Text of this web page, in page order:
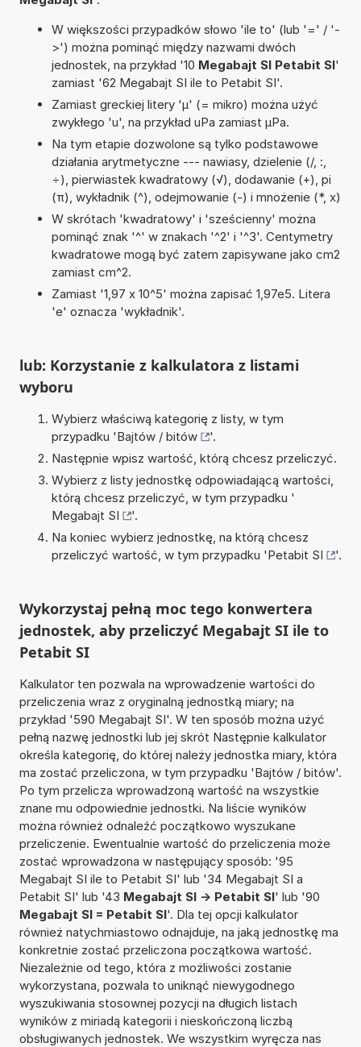
W większości przypadków słowo 'ile to' (lub '=' / '-
>') można pominąć między nazwami dwóch
jednostek, na przykład '10 Megabajt SI Petabit SI'
zamiast '62 Megabajt SI ile to Petabit SI'.
Zamiast greckiej litery 'µ' (= mikro) można użyć
zwykłego 'u', na przykład uPa zamiast µPa.
Na tym etapie dozwolone są tylko podstawowe
działania arytmetyczne --- nawiasy, dzielenie (/, :,
÷), pierwiastek kwadratowy (√), dodawanie (+), pi
(π), wykładnik (^), odejmowanie (-) i mnożenie (*, x)
W skrótach 'kwadratowy' i 'sześcienny' można
pominąć znak '^' w znakach '^2' i '^3'. Centymetry
kwadratowe mogą być zatem zapisywane jako cm2
zamiast cm^2.
Zamiast '1,97 x 10^5' można zapisać 1,97e5. Litera
'e' oznacza 'wykładnik'.
lub: Korzystanie z kalkulatora z listami
wyboru
Wybierz właściwą kategorię z listy, w tym
przypadku 'Bajtów / bitów
'.
Następnie wpisz wartość, którą chcesz przeliczyć.
Wybierz z listy jednostkę odpowiadającą wartości,
którą chcesz przeliczyć, w tym przypadku '
Megabajt SI
'.
Na koniec wybierz jednostkę, na którą chcesz
przeliczyć wartość, w tym przypadku 'Petabit SI '.
Wykorzystaj pełną moc tego konwertera
jednostek, aby przeliczyć Megabajt SI ile to
Petabit SI
Kalkulator ten pozwala na wprowadzenie wartości do
przeliczenia wraz z oryginalną jednostką miary; na
przykład '590 Megabajt SI'. W ten sposób można użyć
pełną nazwę jednostki lub jej skrót Następnie kalkulator
określa kategorię, do której należy jednostka miary, która
ma zostać przeliczona, w tym przypadku 'Bajtów / bitów'.
Po tym przelicza wprowadzoną wartość na wszystkie
znane mu odpowiednie jednostki. Na liście wyników
można również odnaleźć początkowo wyszukane
przeliczenie. Ewentualnie wartość do przeliczenia może
zostać wprowadzona w następujący sposób: '95
Megabajt SI ile to Petabit SI' lub '34 Megabajt SI a
Petabit SI' lub '43 Megabajt SI -> Petabit SI' lub '90
Megabajt SI = Petabit SI'. Dla tej opcji kalkulator
również natychmiastowo odnajduje, na jaką jednostkę ma
konkretnie zostać przeliczona początkowa wartość.
Niezależnie od tego, która z możliwości zostanie
wykorzystana, pozwala to uniknąć niewygodnego
wyszukiwania stosownej pozycji na długich listach
wyników z miriadą kategorii i nieskończoną liczbą
obsługiwanych jednostek. We wszystkim wyręcza nas